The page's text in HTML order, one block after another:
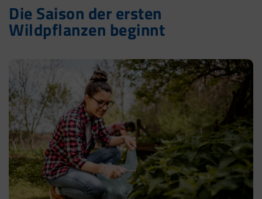
Die Saison der ersten
Wildpflanzen beginnt